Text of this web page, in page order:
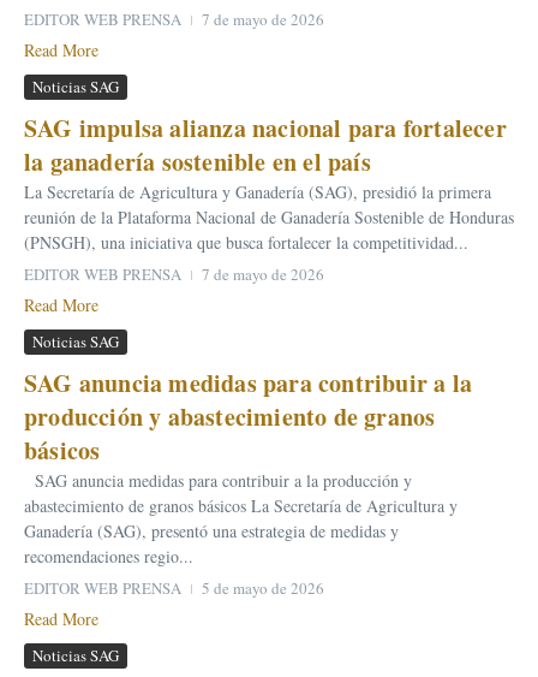
EDITOR WEB PRENSA 7 de mayo de 2026
Read More
Noticias SAG
SAG impulsa alianza nacional para fortalecer
la ganadería sostenible en el país
La Secretaría de Agricultura y Ganadería (SAG), presidió la primera
reunión de la Plataforma Nacional de Ganadería Sostenible de Honduras
(PNSGH), una iniciativa que busca fortalecer la competitividad...
EDITOR WEB PRENSA 7 de mayo de 2026
Read More
Noticias SAG
SAG anuncia medidas para contribuir a la
producción y abastecimiento de granos
básicos
SAG anuncia medidas para contribuir a la producción y
abastecimiento de granos básicos La Secretaría de Agricultura y
Ganadería (SAG), presentó una estrategia de medidas y
recomendaciones regio...
EDITOR WEB PRENSA 5 de mayo de 2026
Read More
Noticias SAG